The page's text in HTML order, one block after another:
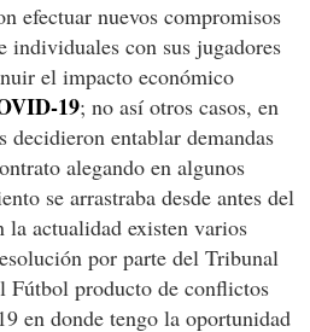
efectuar nuevos compromisos
individuales con sus jugadores
el impacto económico
19; no así otros casos, en
decidieron entablar demandas
alegando en algunos
se arrastraba desde antes del
actualidad existen varios
por parte del Tribunal
producto de conflictos
en donde tengo la oportunidad